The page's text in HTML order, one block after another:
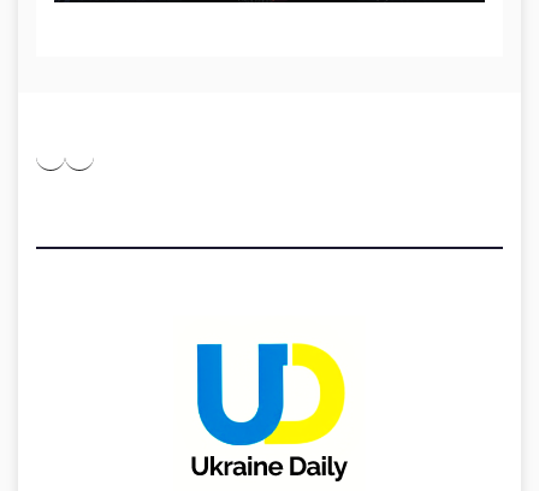
Pinterest
Medium
Telegram